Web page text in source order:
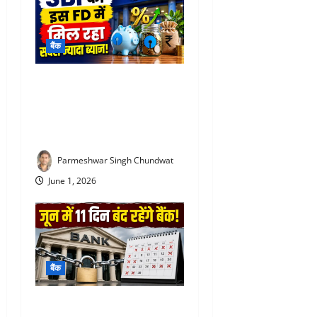
बैंक
Parmeshwar Singh Chundwat
June 1, 2026
बैंक